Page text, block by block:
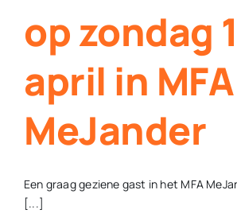
op zondag
april in MFA
MeJander
Een graag geziene gast in het MFA
[...]